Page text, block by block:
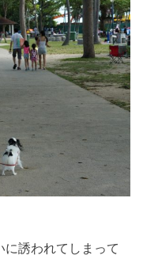
誘われてしまって